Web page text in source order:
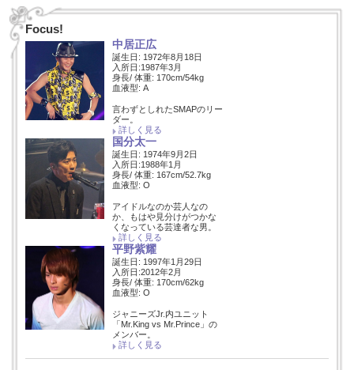
Focus!
中居正広
誕生日: 1972年8月18日
入所日:1987年3月
身長/ 体重: 170cm/54kg
血液型: A
言わずとしれたSMAPのリー
ダー。
詳しく見る
国分太一
誕生日: 1974年9月2日
入所日:1988年1月
身長/ 体重: 167cm/52.7kg
血液型: O
アイドルなのか芸人なの
か、もはや見分けがつかな
くなっている芸達者な男。
詳しく見る
平野紫耀
誕生日: 1997年1月29日
入所日:2012年2月
身長/ 体重: 170cm/62kg
血液型: O
ジャニーズJr.内ユニット
「Mr.King vs Mr.Prince」の
メンバー。
詳しく見る